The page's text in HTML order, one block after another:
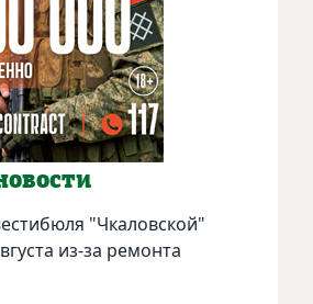
"Чкаловской"
из-за ремонта